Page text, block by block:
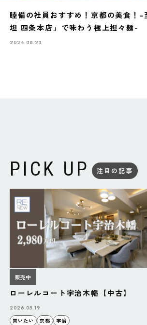
睦備の社員おすすめ！京都の美食！-
坦 四条本店」で味わう極上担々麺-
2024.08.23
PICK UP 注目の記事
販売中
ローレルコート宇治木幡【中古】
2026.05.19
買いたい
京都 宇治